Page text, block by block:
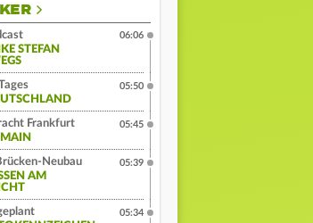
STEFAN
06:06
05:50
Frankfurt
05:45
Neubau
AM
05:39
05:34